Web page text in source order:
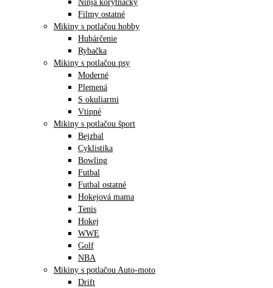
Ninja korytnačky
Filmy ostatné
Mikiny s potlačou hobby
Hubárčenie
Rybačka
Mikiny s potlačou psy
Moderné
Plemená
S okuliarmi
Vtipné
Mikiny s potlačou šport
Bejzbal
Cyklistika
Bowling
Futbal
Futbal ostatné
Hokejová mama
Tenis
Hokej
WWE
Golf
NBA
Mikiny s potlačou Auto-moto
Drift